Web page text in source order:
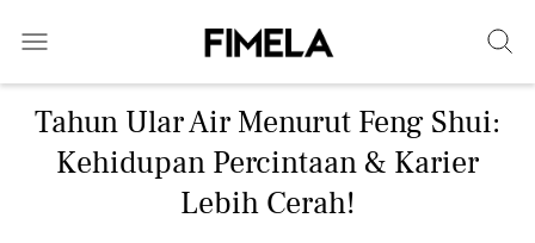
Tahun Ular Air Menurut Feng Shui:
Kehidupan Percintaan & Karier
Lebih Cerah!